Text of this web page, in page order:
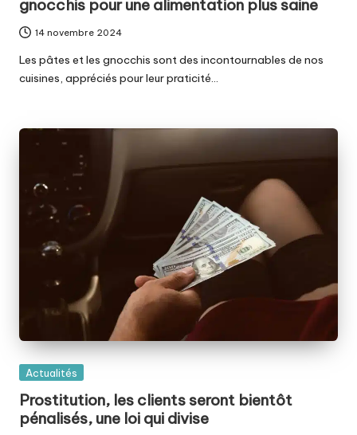
gnocchis pour une alimentation plus saine
14 novembre 2024
Les pâtes et les gnocchis sont des incontournables de nos
cuisines, appréciés pour leur praticité…
Posted
Actualités
Prostitution, les clients seront bientôt
pénalisés, une loi qui divise